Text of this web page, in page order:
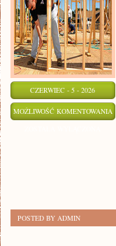
CZERWIEC - 5 - 2026
MOŻLIWOŚĆ KOMENTOWANIA
POSTED BY ADMIN